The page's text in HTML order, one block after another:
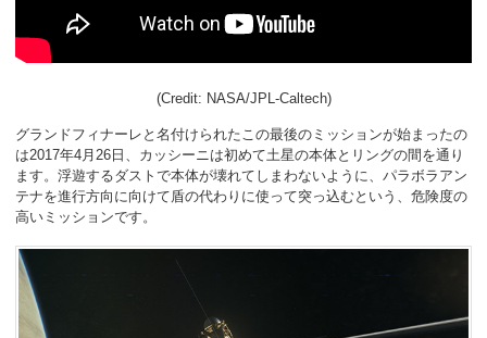
(Credit: NASA/JPL-Caltech)
グランドフィナーレと名付けられたこの最後のミッションが始まったの
は2017年4月26日、カッシーニは初めて土星の本体とリングの間を通り
ます。浮遊するダストで本体が壊れてしまわないように、パラボラアン
テナを進行方向に向けて盾の代わりに使って突っ込むという、危険度の
高いミッションです。